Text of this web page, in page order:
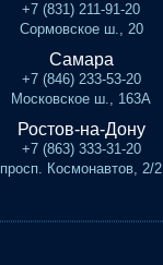
+7 (831) 211-91-20
Сормовское ш., 20
Самара
+7 (846) 233-53-20
Московское ш., 163А
Ростов-на-Дону
+7 (863) 333-31-20
просп. Космонавтов, 2/2